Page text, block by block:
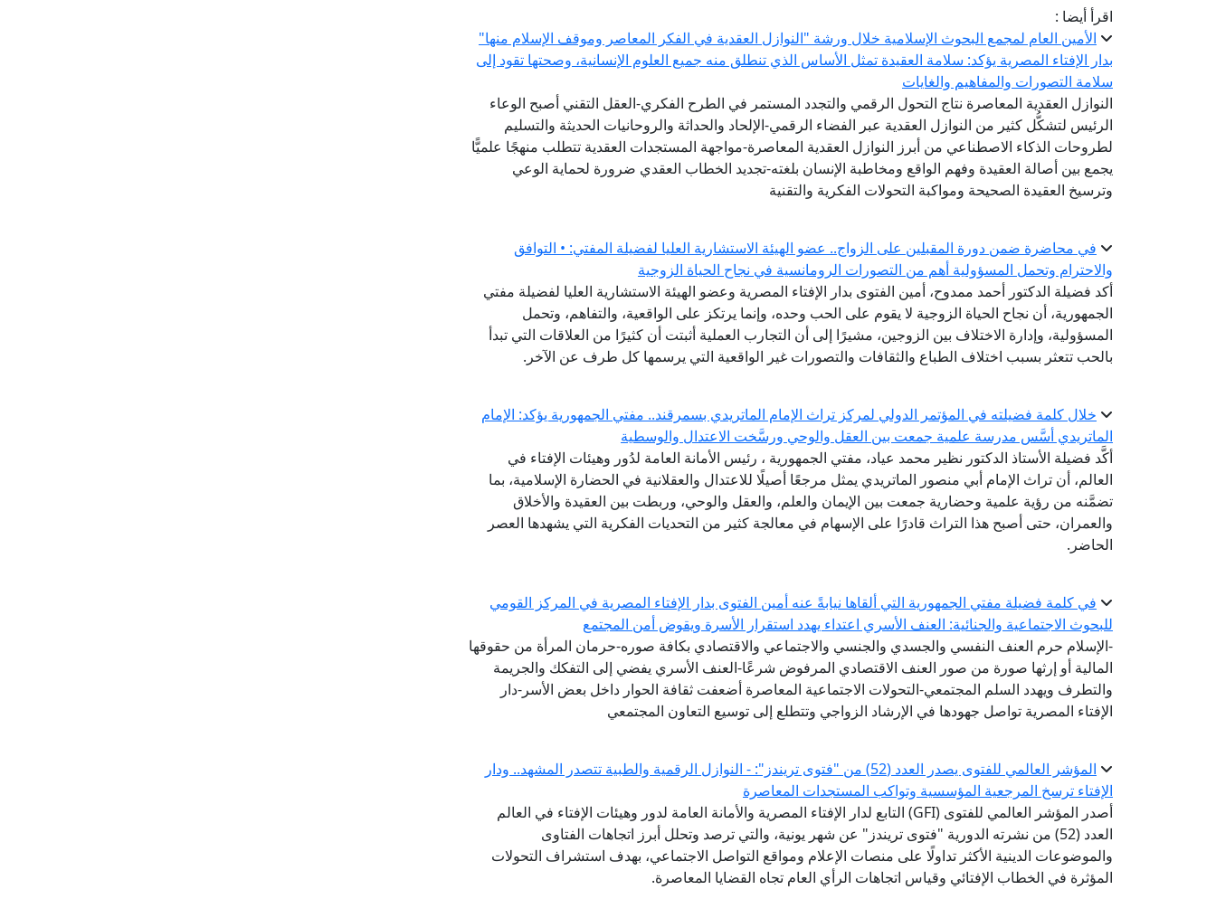
اقرأ أيضا :
الأمين العام لمجمع البحوث الإسلامية خلال ورشة "النوازل العقدية في الفكر المعاصر وموقف الإسلام منها"
بدار الإفتاء المصرية يؤكد: سلامة العقيدة تمثل الأساس الذي تنطلق منه جميع العلوم الإنسانية، وصحتها تقود إلى
سلامة التصورات والمفاهيم والغايات
النوازل العقدية المعاصرة نتاج التحول الرقمي والتجدد المستمر في الطرح الفكري-العقل التقني أصبح الوعاء
الرئيس لتشكُّل كثير من النوازل العقدية عبر الفضاء الرقمي-الإلحاد والحداثة والروحانيات الحديثة والتسليم
لطروحات الذكاء الاصطناعي من أبرز النوازل العقدية المعاصرة-مواجهة المستجدات العقدية تتطلب منهجًا علميًّا
يجمع بين أصالة العقيدة وفهم الواقع ومخاطبة الإنسان بلغته-تجديد الخطاب العقدي ضرورة لحماية الوعي
وترسيخ العقيدة الصحيحة ومواكبة التحولات الفكرية والتقنية
في محاضرة ضمن دورة المقبلين على الزواج.. عضو الهيئة الاستشارية العليا لفضيلة المفتي: • التوافق
والاحترام وتحمل المسؤولية أهم من التصورات الرومانسية في نجاح الحياة الزوجية
أكد فضيلة الدكتور أحمد ممدوح، أمين الفتوى بدار الإفتاء المصرية وعضو الهيئة الاستشارية العليا لفضيلة مفتي
الجمهورية، أن نجاح الحياة الزوجية لا يقوم على الحب وحده، وإنما يرتكز على الواقعية، والتفاهم، وتحمل
المسؤولية، وإدارة الاختلاف بين الزوجين، مشيرًا إلى أن التجارب العملية أثبتت أن كثيرًا من العلاقات التي تبدأ
بالحب تتعثر بسبب اختلاف الطباع والثقافات والتصورات غير الواقعية التي يرسمها كل طرف عن الآخر.
خلال كلمة فضيلته في المؤتمر الدولي لمركز تراث الإمام الماتريدي بسمرقند.. مفتي الجمهورية يؤكد: الإمام
الماتريدي أسَّس مدرسة علمية جمعت بين العقل والوحي ورسَّخت الاعتدال والوسطية
أكَّد فضيلة الأستاذ الدكتور نظير محمد عياد، مفتي الجمهورية ، رئيس الأمانة العامة لدُور وهيئات الإفتاء في
العالم، أن تراث الإمام أبي منصور الماتريدي يمثل مرجعًا أصيلًا للاعتدال والعقلانية في الحضارة الإسلامية، بما
تضمَّنه من رؤية علمية وحضارية جمعت بين الإيمان والعلم، والعقل والوحي، وربطت بين العقيدة والأخلاق
والعمران، حتى أصبح هذا التراث قادرًا على الإسهام في معالجة كثير من التحديات الفكرية التي يشهدها العصر
الحاضر.
في كلمة فضيلة مفتي الجمهورية التي ألقاها نيابةً عنه أمين الفتوى بدار الإفتاء المصرية في المركز القومي
للبحوث الاجتماعية والجنائية: العنف الأسري اعتداء يهدد استقرار الأسرة ويقوض أمن المجتمع
-الإسلام حرم العنف النفسي والجسدي والجنسي والاجتماعي والاقتصادي بكافة صوره-حرمان المرأة من حقوقها
المالية أو إرثها صورة من صور العنف الاقتصادي المرفوض شرعًا-العنف الأسري يفضي إلى التفكك والجريمة
والتطرف ويهدد السلم المجتمعي-التحولات الاجتماعية المعاصرة أضعفت ثقافة الحوار داخل بعض الأسر-دار
الإفتاء المصرية تواصل جهودها في الإرشاد الزواجي وتتطلع إلى توسيع التعاون المجتمعي
المؤشر العالمي للفتوى يصدر العدد (52) من "فتوى تريندز": - النوازل الرقمية والطبية تتصدر المشهد.. ودار
الإفتاء ترسخ المرجعية المؤسسية وتواكب المستجدات المعاصرة
أصدر المؤشر العالمي للفتوى (GFI) التابع لدار الإفتاء المصرية والأمانة العامة لدور وهيئات الإفتاء في العالم
العدد (52) من نشرته الدورية "فتوى تريندز" عن شهر يونية، والتي ترصد وتحلل أبرز اتجاهات الفتاوى
والموضوعات الدينية الأكثر تداولًا على منصات الإعلام ومواقع التواصل الاجتماعي، بهدف استشراف التحولات
المؤثرة في الخطاب الإفتائي وقياس اتجاهات الرأي العام تجاه القضايا المعاصرة.